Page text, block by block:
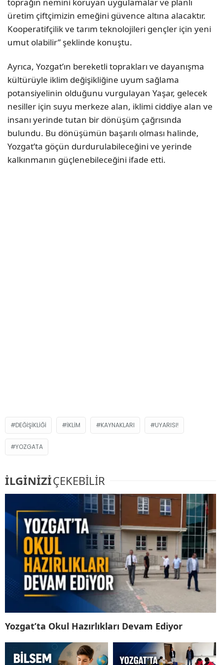
toprağın nemini koruyan uygulamalar ve planlı
üretim çiftçimizin emeğini güvence altına alacaktır.
Kooperatifçilik ve tarım teknolojileri gençler için yeni
umut olabilir” şeklinde konuştu.
Ayrıca, Yozgat’ın bereketli toprakları ve dayanışma
kültürüyle iklim değişikliğine uyum sağlama
potansiyelinin olduğunu vurgulayan Yaşar, gelecek
nesiller için suyu merkeze alan, iklimi ciddiye alan ve
insanı yerinde tutan bir dönüşüm çağrısında
bulundu. Bu dönüşümün başarılı olması halinde,
Yozgat’ta göçün durdurulabileceğini ve yerinde
kalkınmanın güçlenebileceğini ifade etti.
DEĞIŞIKLIĞI IKLIM KAYNAKLARI UYARISI!
YOZGATA
İLGİNİZİÇEKEBİLİR
Yozgat’ta Okul Hazırlıkları Devam Ediyor